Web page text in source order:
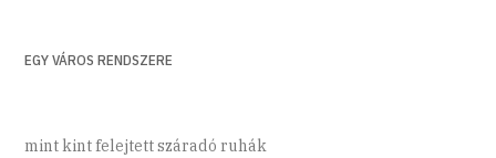
EGY VÁROS RENDSZERE
mint kint felejtett száradó ruhák